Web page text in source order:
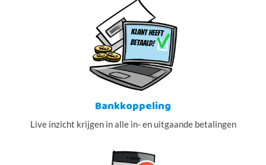
Bankkoppeling
Live inzicht krijgen in alle in- en uitgaande betalingen